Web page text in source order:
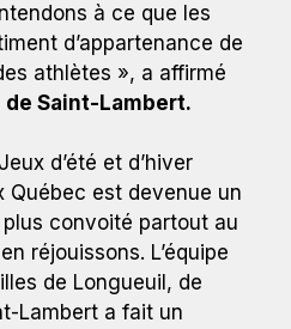
à ce que les
d’appartenance de
athlètes », a affirmé
de Saint-Lambert.
d’été et d’hiver
Québec est devenue un
convoité partout au
réjouissons. L’équipe
de Longueuil, de
Lambert a fait un